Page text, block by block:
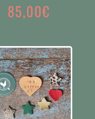
85,00€